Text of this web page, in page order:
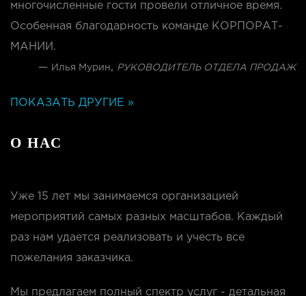
многочисленные гости провели отличное время.
Особенная благодарность команде КОРПОРАТ-
МАНИИ.
— Илья Мурин, РУКОВОДИТЕЛЬ ОТДЕЛА ПРОДАЖ
ПОКАЗАТЬ ДРУГИЕ »
О НАС
Уже 15 лет мы занимаемся организацией
мероприятий самых разных масштабов. Каждый
раз нам удается реализовать и учесть все
пожелания заказчика.
Мы предлагаем полный спектр услуг - детальная